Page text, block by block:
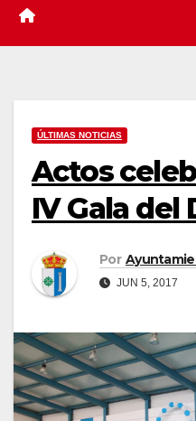
ÚLTIMAS NOTICIAS
Actos
IV Gala del
Por
JUN 5, 2017